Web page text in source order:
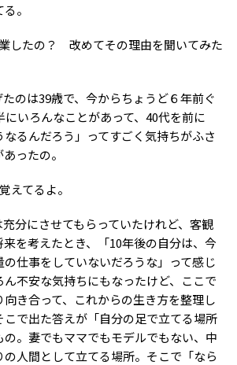
。
したの？ 改めてその理由を聞いてみた
のは39歳で、今からちょうど６年前ぐ
にいろんなことがあって、40代を前に
なるんだろう」ってすごく気持ちがふさ
ったの。
てるよ。
分にさせてもらっていたけれど、客観
を考えたとき、「10年後の自分は、今
の仕事をしていないだろうな」って感じ
不安な気持ちにもなったけど、ここで
き合って、これからの生き方を整理し
こで出た答えが「自分の足で立てる場所
。妻でもママでもモデルでもない、中
人間として立てる場所。そこで「なら